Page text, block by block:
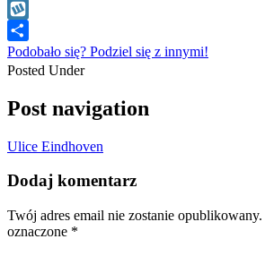
WhatsApp
Wykop
Podobało się? Podziel się z innymi!
Posted Under
Post navigation
Ulice Eindhoven
Dodaj komentarz
Twój adres email nie zostanie opublikowany.
oznaczone *